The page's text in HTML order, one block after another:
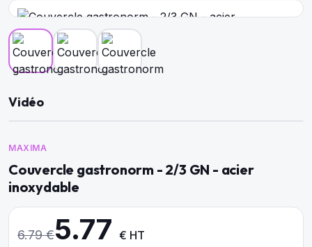
Vidéo
MAXIMA
Couvercle gastronorm - 2/3 GN - acier
inoxydable
6.79€5.77 € HT